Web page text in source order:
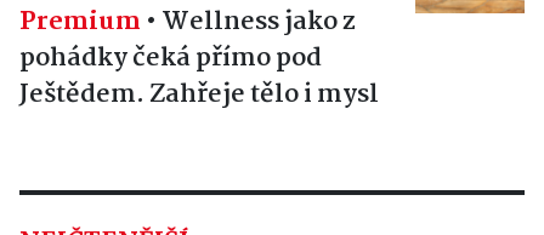
Premium • Wellness jako z
pohádky čeká přímo pod
Ještědem. Zahřeje tělo i mysl